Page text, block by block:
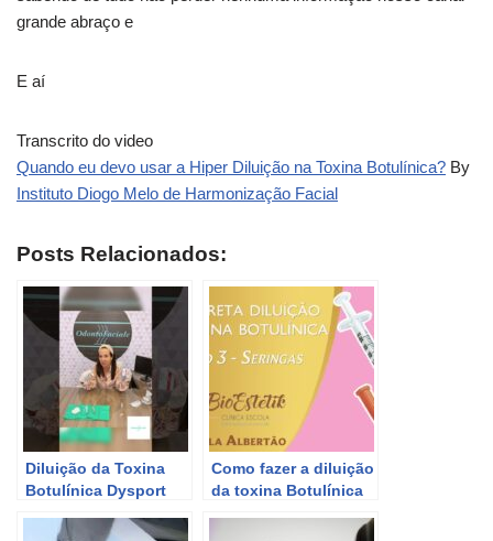
grande abraço e
E aí
Transcrito do video
Quando eu devo usar a Hiper Diluição na Toxina Botulínica? By
Instituto Diogo Melo de Harmonização Facial
Posts Relacionados:
Diluição da Toxina
Botulínica Dysport
Como fazer a diluição
da toxina Botulínica